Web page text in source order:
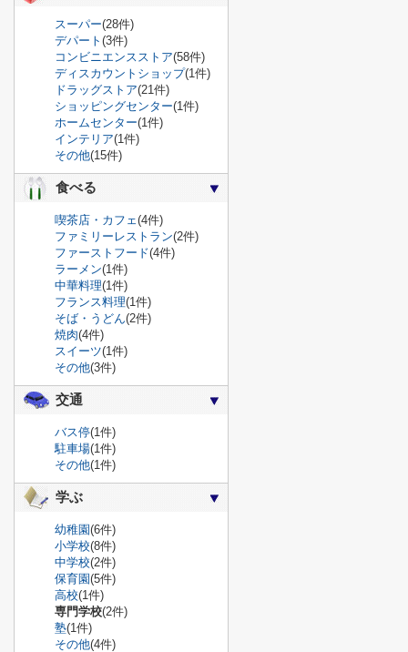
スーパー(28件)
デパート (3件)
コンビニエンスストア(58件)
ディスカウントショップ(1件)
ドラッグストア(21件)
ショッピングセンター(1件)
ホームセンター(1件)
インテリア(1件)
その他(15件)
食べる
喫茶店・カフェ(4件)
ファミリーレストラン(2件)
ファーストフード(4件)
ラーメン(1件)
中華料理(1件)
フランス料理(1件)
そば・うどん(2件)
焼肉(4件)
スイーツ(1件)
その他(3件)
交通
バス停(1件)
駐車場(1件)
その他(1件)
学ぶ
幼稚園(6件)
小学校(8件)
中学校(2件)
保育園(5件)
高校(1件)
専門学校(2件)
塾(1件)
その他(4件)